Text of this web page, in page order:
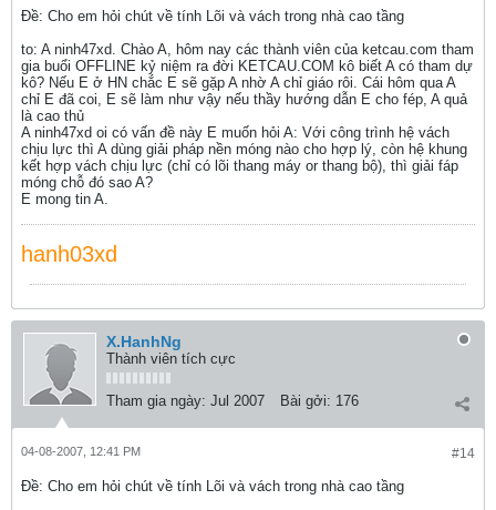
Ðề: Cho em hỏi chút về tính Lõi và vách trong nhà cao tầng
to: A ninh47xd. Chào A, hôm nay các thành viên của ketcau.com tham
gia buổi OFFLINE kỷ niệm ra đời KETCAU.COM kô biết A có tham dự
kô? Nếu E ở HN chắc E sẽ gặp A nhờ A chỉ giáo rôi. Cái hôm qua A
chỉ E đã coi, E sẽ làm như vậy nếu thầy hướng dẫn E cho fép, A quả
là cao thủ
A ninh47xd oi có vấn đề này E muốn hỏi A: Với công trình hệ vách
chịu lực thì A dùng giải pháp nền móng nào cho hợp lý, còn hệ khung
kết hợp vách chịu lực (chỉ có lõi thang máy or thang bộ), thì giải fáp
móng chỗ đó sao A?
E mong tin A.
hanh03xd
X.HanhNg
Thành viên tích cực
Tham gia ngày: Jul 2007 Bài gởi: 176
#14
04-08-2007, 12:41 PM
Ðề: Cho em hỏi chút về tính Lõi và vách trong nhà cao tầng